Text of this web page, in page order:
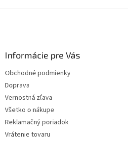
v
Informácie pre Vás
Obchodné podmienky
Doprava
Vernostná zľava
Všetko o nákupe
Reklamačný poriadok
Vrátenie tovaru